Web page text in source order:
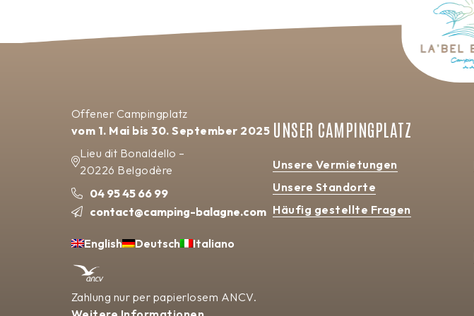
Offener Campingplatz
vom 1. Mai bis 30. September 2025
Lieu dit Bonaldello –
20226 Belgodère
04 95 45 66 99
contact@camping-balagne.com
English Deutsch Italiano
Zahlung nur per papierlosem ANCV.
UNSER CAMPINGPLATZ
Unsere Vermietungen
Unsere Standorte
Häufig gestellte Fragen